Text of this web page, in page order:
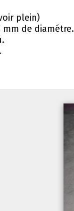
plein)
mm de diamétre.